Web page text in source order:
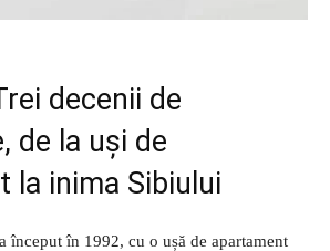
decenii de
de la uși de
la inima Sibiului
a început în 1992, cu o ușă de apartament